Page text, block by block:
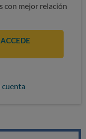
con mejor relación
cuenta